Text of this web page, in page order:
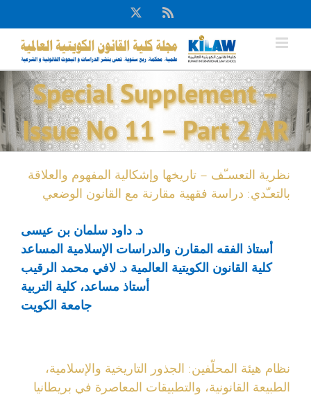
to
content
Rss
X
Special Supplement –
Issue No 11 – Part 2 AR
نظرية التعسـّف – تاريخها وإشكالية المفهوم والعلاقة
بالتعـّدي: دراسة فقهية مقارنة مع القانون الوضعي
د. داود سلمان بن عيسى
أستاذ الفقه المقارن والدراسات الإسلامية المساعد
كلية القانون الكويتية العالمية د. لافي محمد الرقيب
أستاذ مساعد، كلية التربية
جامعة الكويت
نظام هيئة المحلّفين: الجذور التاريخية والإسلامية،
الطبيعة القانونية، والتطبيقات المعاصرة في بريطانيا